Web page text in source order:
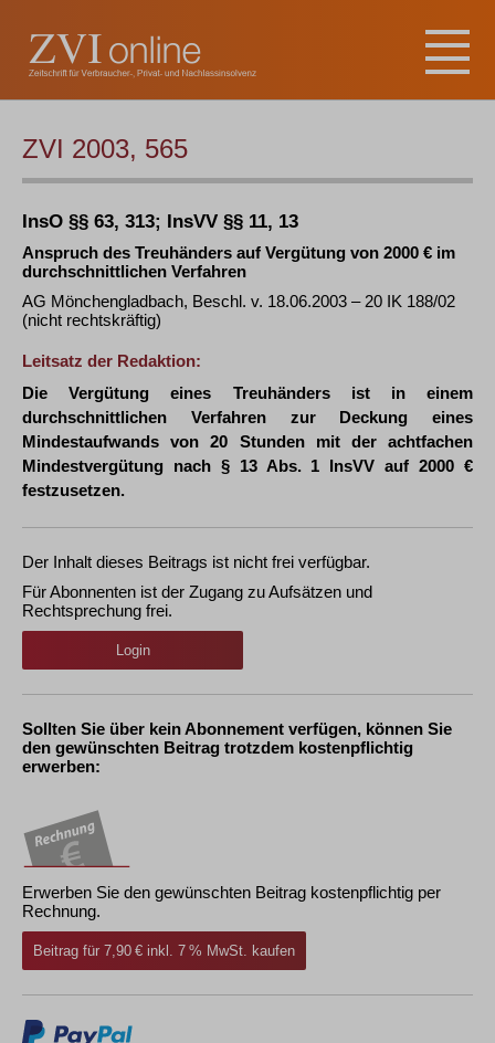
ZVI 2003, 565
InsO §§ 63, 313; InsVV §§ 11, 13
Anspruch des Treuhänders auf Vergütung von 2000 € im
durchschnittlichen Verfahren
AG Mönchengladbach, Beschl. v. 18.06.2003 – 20 IK 188/02
(nicht rechtskräftig)
Leitsatz der Redaktion:
Die Vergütung eines Treuhänders ist in einem
durchschnittlichen Verfahren zur Deckung eines
Mindestaufwands von 20 Stunden mit der achtfachen
Mindestvergütung nach § 13 Abs. 1 InsVV auf 2000 €
festzusetzen.
Der Inhalt dieses Beitrags ist nicht frei verfügbar.
Für Abonnenten ist der Zugang zu Aufsätzen und
Rechtsprechung frei.
Login
Sollten Sie über kein Abonnement verfügen, können Sie
den gewünschten Beitrag trotzdem kostenpflichtig
erwerben:
Erwerben Sie den gewünschten Beitrag kostenpflichtig per
Rechnung.
Beitrag für 7,90 € inkl. 7 % MwSt. kaufen